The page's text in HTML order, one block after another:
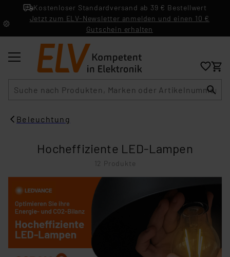
Kostenloser Standardversand ab 39 € Bestellwert
Jetzt zum ELV-Newsletter anmelden und einen 10 €
Gutschein erhalten
Beleuchtung
Hocheffiziente LED-Lampen
12 Produkte